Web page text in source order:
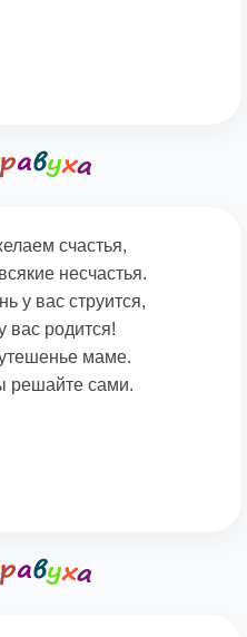
счастья,
несчастья.
у вас струится,
вас родится!
маме.
решайте сами.